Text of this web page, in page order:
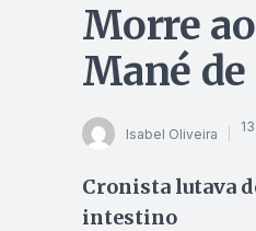
Morre
Mané
Isabel Oliveira
Cronista lutava
intestino